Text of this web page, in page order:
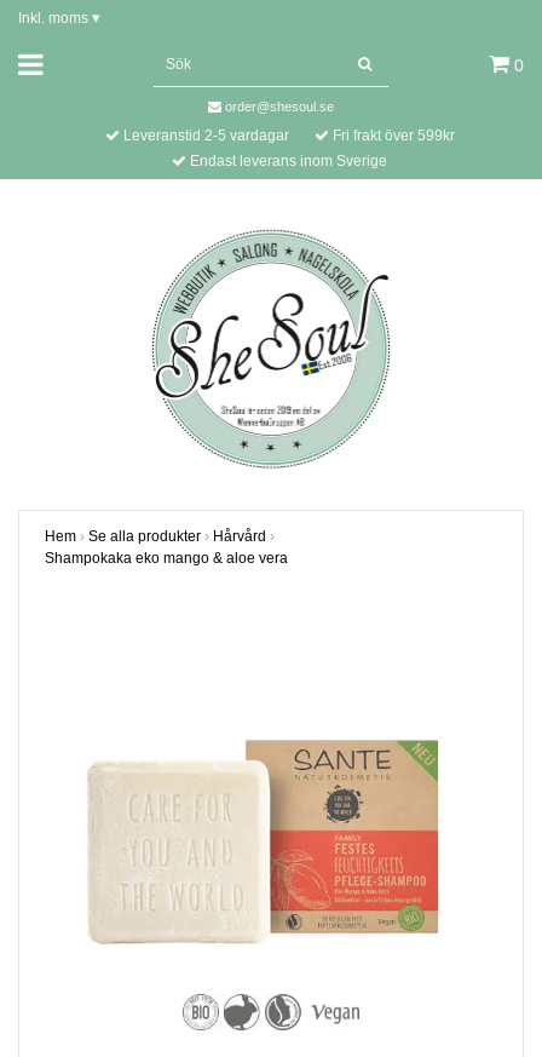
Inkl. moms ▾
0
order@shesoul.se
Leveranstid 2-5 vardagar
Fri frakt över 599kr
Endast leverans inom Sverige
Hem › Se alla produkter › Hårvård ›
Shampokaka eko mango & aloe vera